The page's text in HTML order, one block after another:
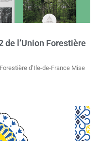
de l’Union Forestière
d’Ile-de-France Mise